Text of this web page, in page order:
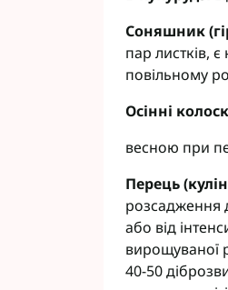
Соняшник
пар листків,
повільному
Осінні
весною при
Перець
розсадження
або від
вирощуваної
40-50